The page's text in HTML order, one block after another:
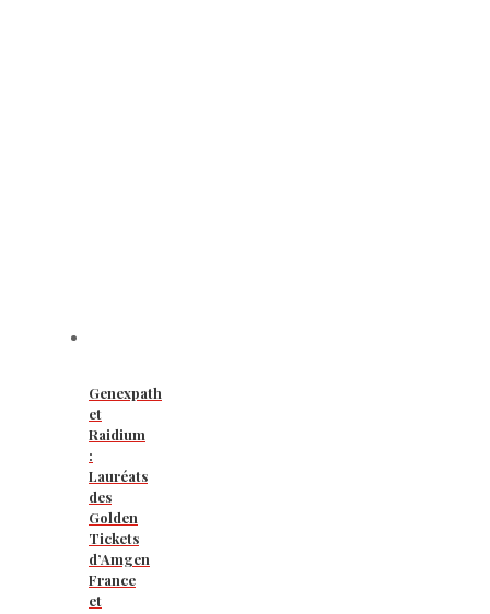
Genexpath
et
Raidium
:
Lauréats
des
Golden
Tickets
d’Amgen
France
et